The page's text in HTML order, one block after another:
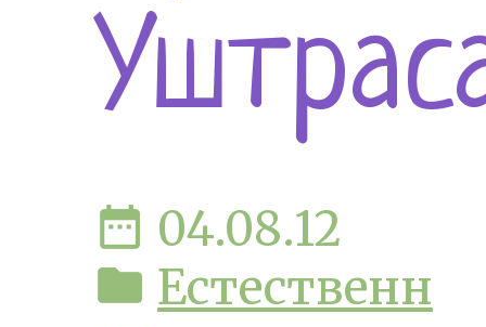
date_range 04.08.12
folder Естественн